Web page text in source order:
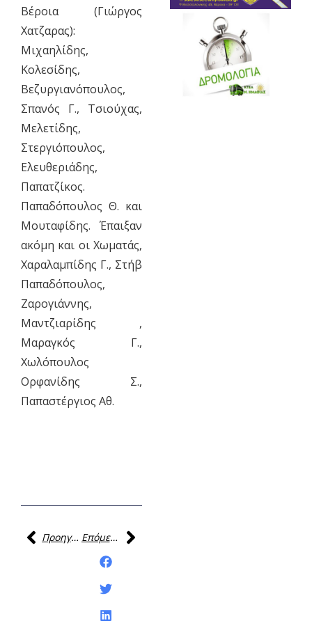
Βέροια (Γιώργος
Χατζαρας):
Μιχαηλίδης,
Κολεσίδης,
Βεζυργιανόπουλος,
Σπανός Γ., Τσιούχας,
Μελετίδης,
Στεργιόπουλος,
Ελευθεριάδης,
Παπατζίκος.
Παπαδόπουλος Θ. και
Μουταφίδης. Έπαιξαν
ακόμη και οι Χωματάς,
Χαραλαμπίδης Γ., Στήβ
Παπαδόπουλος,
Ζαρογιάννης,
Μαντζιαρίδης ,
Μαραγκός Γ.,
Χωλόπουλος
Ορφανίδης Σ.,
Παπαστέργιος Αθ.
Προηγούμενη
Επόμενη